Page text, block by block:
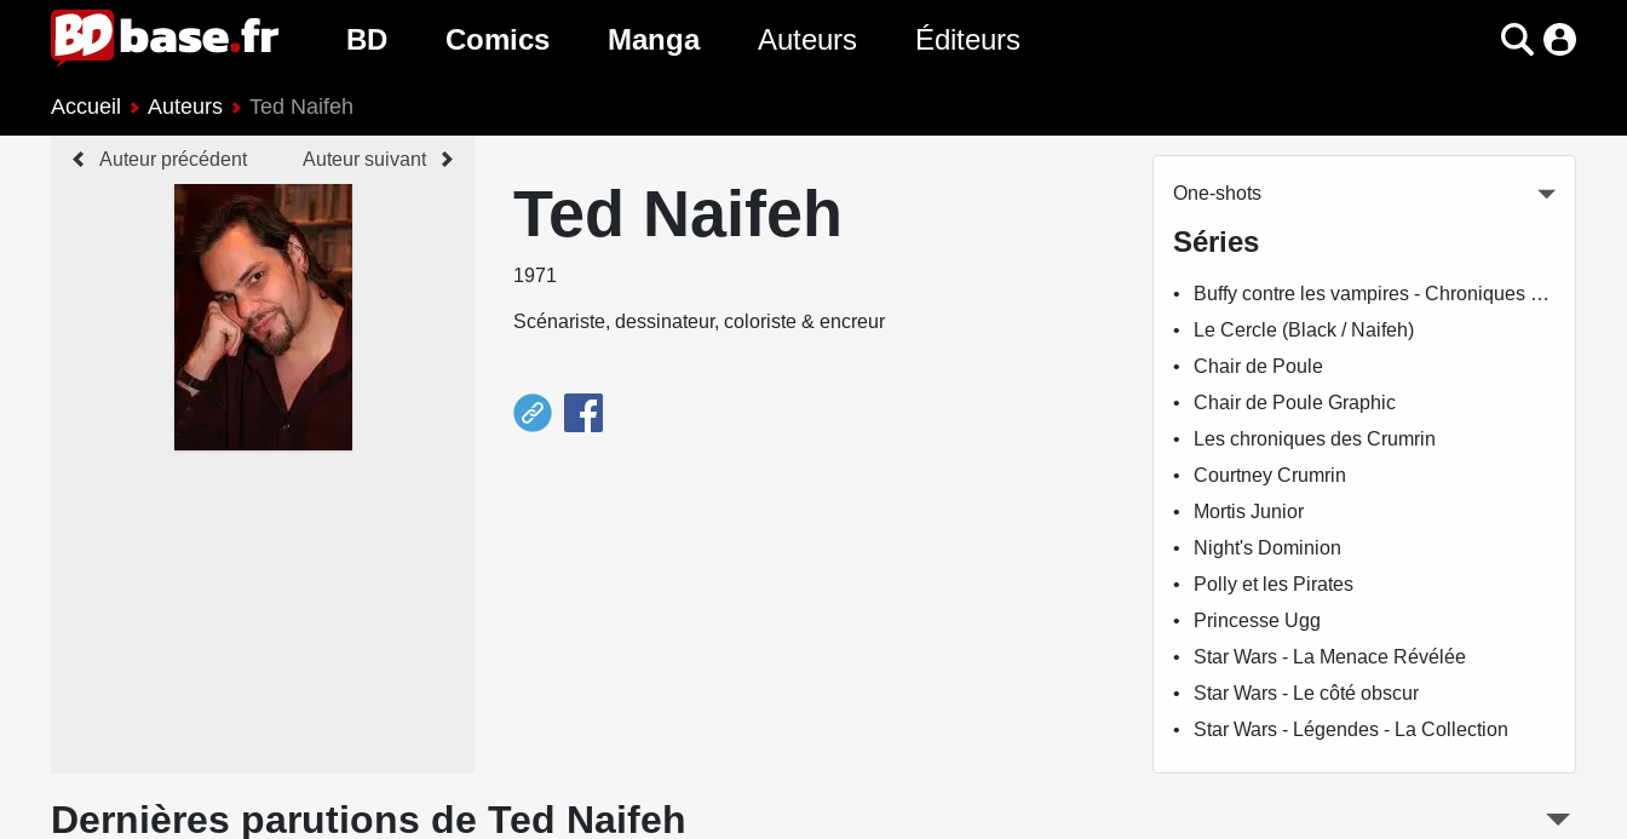
BD
Prochaines sorties BD
Comics
Genres Comics
Manga
Genres Manga
Auteurs Éditeurs
Accueil Auteurs Ted Naifeh
Auteur précédent Auteur suivant
Ted Naifeh
1971
Scénariste, dessinateur, coloriste & encreur
One-shots
Séries
Buffy contre les vampires - Chroniques des tueuses de vampires
Le Cercle (Black / Naifeh)
Chair de Poule
Chair de Poule Graphic
Les chroniques des Crumrin
Courtney Crumrin
Mortis Junior
Night's Dominion
Polly et les Pirates
Princesse Ugg
Star Wars - La Menace Révélée
Star Wars - Le côté obscur
Star Wars - Légendes - La Collection
Dernières parutions de Ted Naifeh